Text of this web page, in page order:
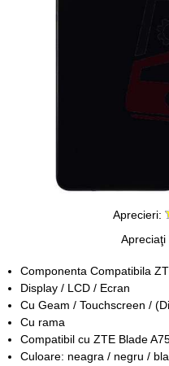
Aprecieri:
Apreciaţi
Componenta Compatibila
Display / LCD / Ecran
Cu Geam / Touchscreen /
Cu rama
Compatibil cu ZTE Blade
Culoare: neagra / negru /